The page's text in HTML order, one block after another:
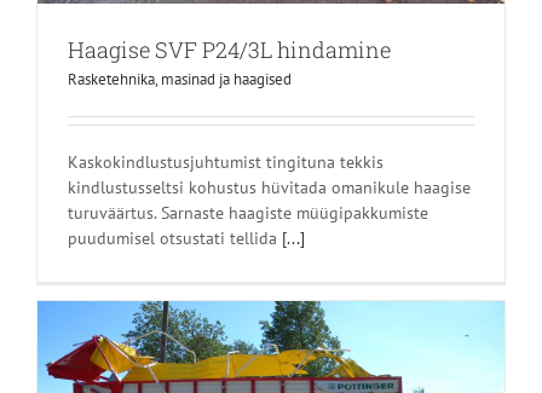
Haagise SVF P24/3L hindamine
Rasketehnika, masinad ja haagised
Kaskokindlustusjuhtumist tingituna tekkis
kindlustusseltsi kohustus hüvitada omanikule haagise
turuväärtus. Sarnaste haagiste müügipakkumiste
puudumisel otsustati tellida [...]